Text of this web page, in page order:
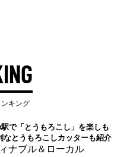
キング
で「とうもろこし」を楽しも
なとうもろこしカッターも紹介
ナブル＆ローカル